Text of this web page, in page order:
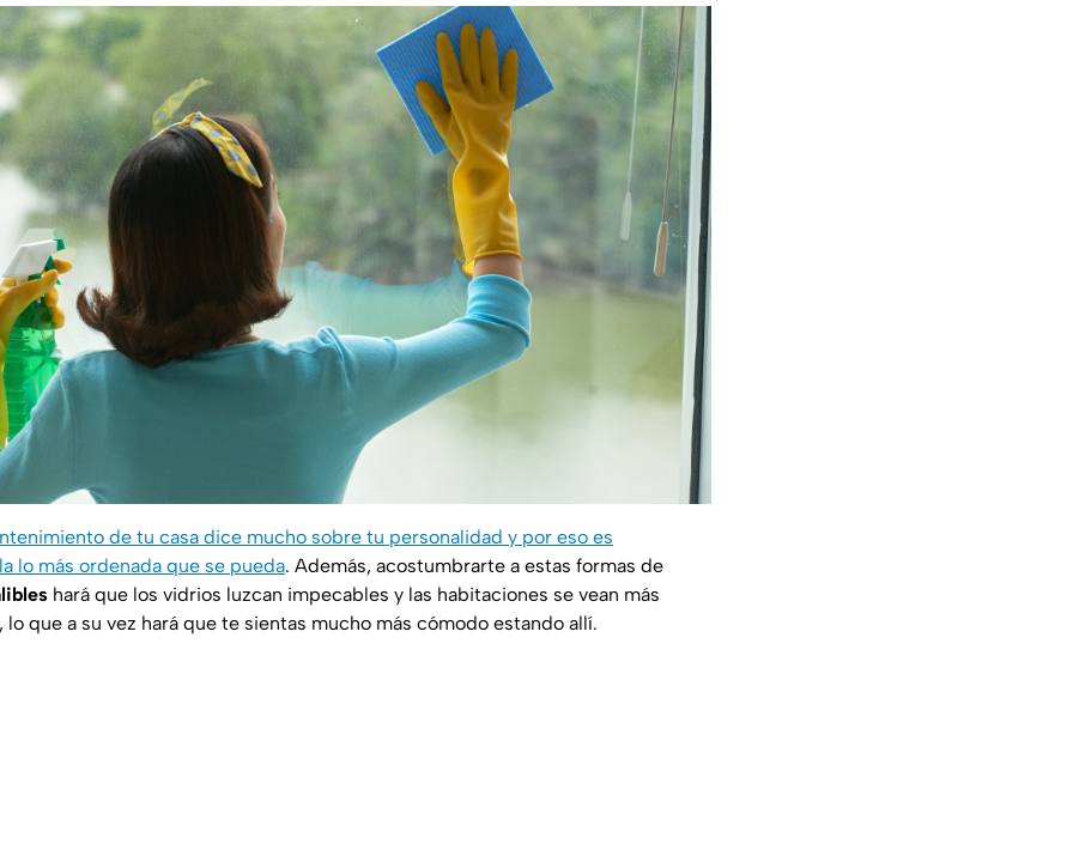
de tu casa dice mucho sobre tu personalidad y por eso es
lo más ordenada que se pueda. Además, acostumbrarte a estas formas de
hará que los vidrios luzcan impecables y las habitaciones se vean más
lo que a su vez hará que te sientas mucho más cómodo estando allí.